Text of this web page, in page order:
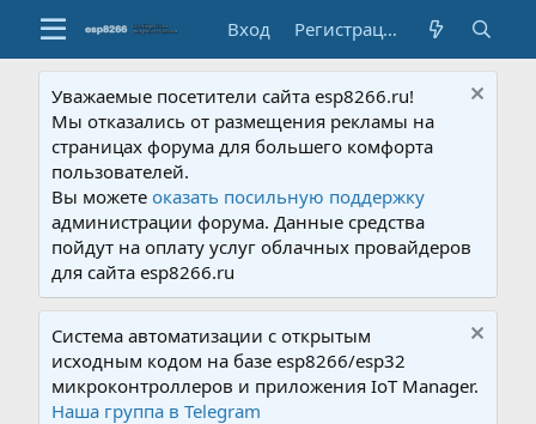
Вход Регистрация
Уважаемые посетители сайта esp8266.ru!
Мы отказались от размещения рекламы на
страницах форума для большего комфорта
пользователей.
Вы можетеоказать посильную поддержку
администрации форума. Данные средства
пойдут на оплату услуг облачных провайдеров
для сайта esp8266.ru
Система автоматизации с открытым
исходным кодом на базе esp8266/esp32
микроконтроллеров и приложения IoT Manager.
Наша группа в Telegram